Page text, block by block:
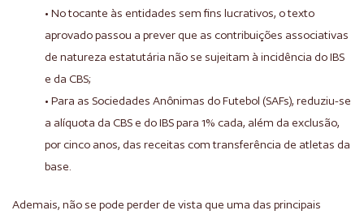
• No tocante às entidades sem fins lucrativos, o texto
aprovado passou a prever que as contribuições associativas
de natureza estatutária não se sujeitam à incidência do IBS
e da CBS;
• Para as Sociedades Anônimas do Futebol (SAFs), reduziu-se
a alíquota da CBS e do IBS para 1% cada, além da exclusão,
por cinco anos, das receitas com transferência de atletas da
base.
Ademais, não se pode perder de vista que uma das principais